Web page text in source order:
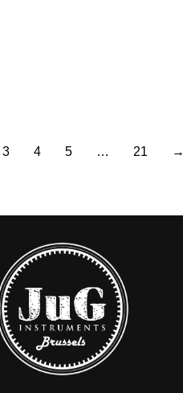
3 4 5 … 21 →